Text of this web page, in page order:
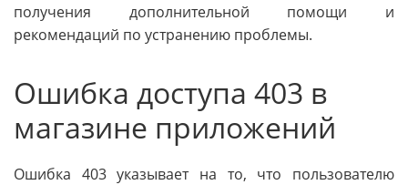
получения дополнительной помощи и
рекомендаций по устранению проблемы.
Ошибка доступа 403 в
магазине приложений
Ошибка 403 указывает на то, что пользователю